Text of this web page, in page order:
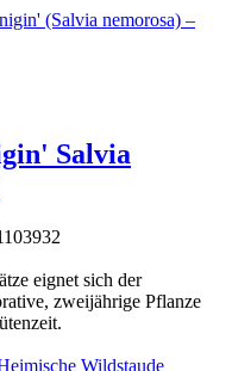
Salvia
eignet sich der
zweijährige Pflanze